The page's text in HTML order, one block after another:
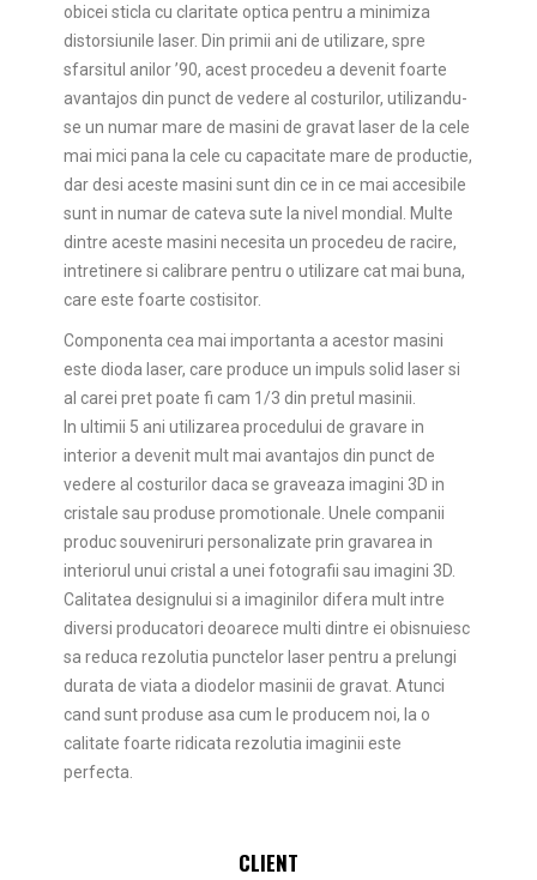
obicei sticla cu claritate optica pentru a minimiza
distorsiunile laser. Din primii ani de utilizare, spre
sfarsitul anilor ’90, acest procedeu a devenit foarte
avantajos din punct de vedere al costurilor, utilizandu-
se un numar mare de masini de gravat laser de la cele
mai mici pana la cele cu capacitate mare de productie,
dar desi aceste masini sunt din ce in ce mai accesibile
sunt in numar de cateva sute la nivel mondial. Multe
dintre aceste masini necesita un procedeu de racire,
intretinere si calibrare pentru o utilizare cat mai buna,
care este foarte costisitor.
Componenta cea mai importanta a acestor masini
este dioda laser, care produce un impuls solid laser si
al carei pret poate fi cam 1/3 din pretul masinii.
In ultimii 5 ani utilizarea procedului de gravare in
interior a devenit mult mai avantajos din punct de
vedere al costurilor daca se graveaza imagini 3D in
cristale sau produse promotionale. Unele companii
produc souveniruri personalizate prin gravarea in
interiorul unui cristal a unei fotografii sau imagini 3D.
Calitatea designului si a imaginilor difera mult intre
diversi producatori deoarece multi dintre ei obisnuiesc
sa reduca rezolutia punctelor laser pentru a prelungi
durata de viata a diodelor masinii de gravat. Atunci
cand sunt produse asa cum le producem noi, la o
calitate foarte ridicata rezolutia imaginii este
perfecta.
CLIENT